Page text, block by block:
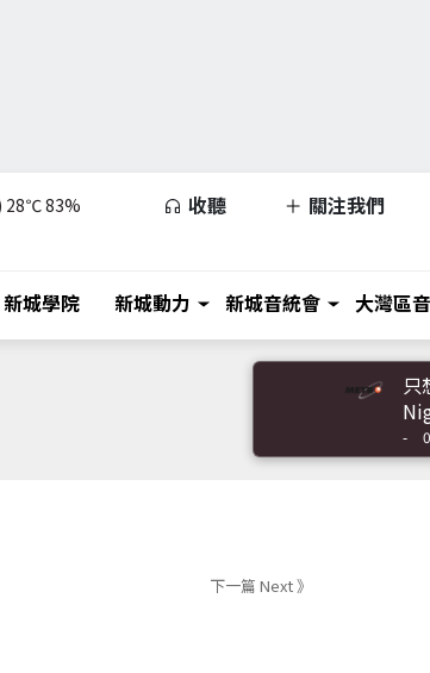
28℃83% 收聽 關注我們
新城學院 新城動力 新城音統會 大灣區
只
-
下一篇 Next 》